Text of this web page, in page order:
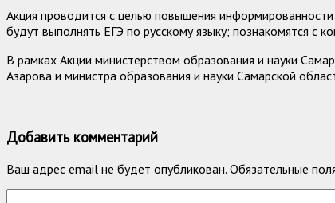
Акция проводится с целью повышения
будут выполнять ЕГЭ по русскому языку; познакомятся с
В рамках Акции министерством образования и науки
Азарова и министра образования и науки Самарской
Добавить комментарий
Ваш адрес email не будет опубликован. Обязательные